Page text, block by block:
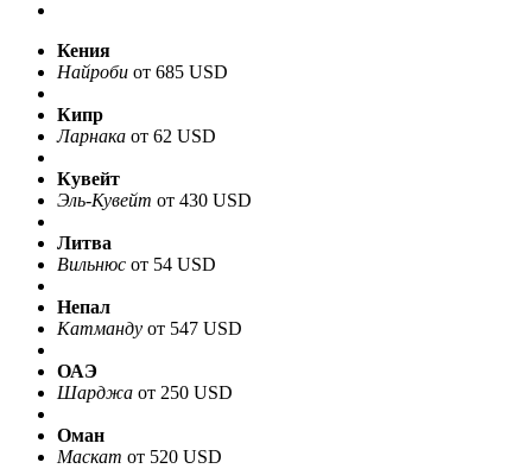
Кения
Найроби от 685 USD
Кипр
Ларнака от 62 USD
Кувейт
Эль-Кувейт от 430 USD
Литва
Вильнюс от 54 USD
Непал
Катманду от 547 USD
ОАЭ
Шарджа от 250 USD
Оман
Маскат от 520 USD